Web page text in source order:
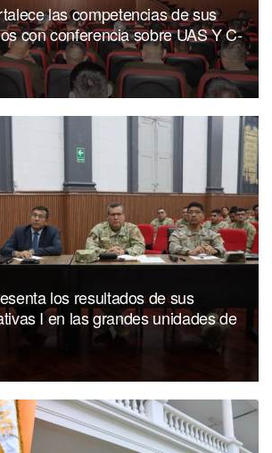
las competencias de sus
con conferencia sobre UAS Y C-
los resultados de sus
I en las grandes unidades de